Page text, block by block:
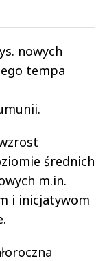
nowych
tempa
średnich
m.in.
i inicjatywom